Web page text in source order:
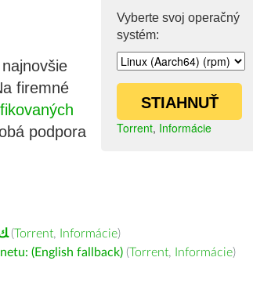
Vyberte svoj operačný
systém:
STIAHNUŤ
Torrent, Informácie
firemné
podpora
(Torrent, Informácie)
(English fallback) (Torrent, Informácie)